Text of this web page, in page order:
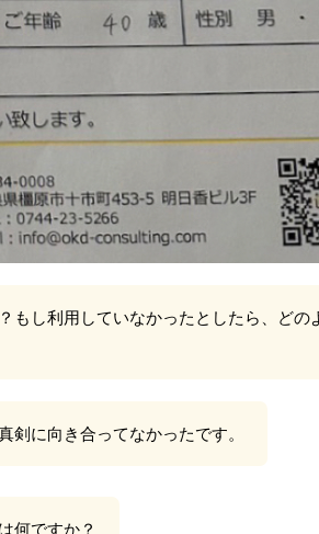
もし利用していなかったとしたら、どの
に向き合ってなかったです。
何ですか？